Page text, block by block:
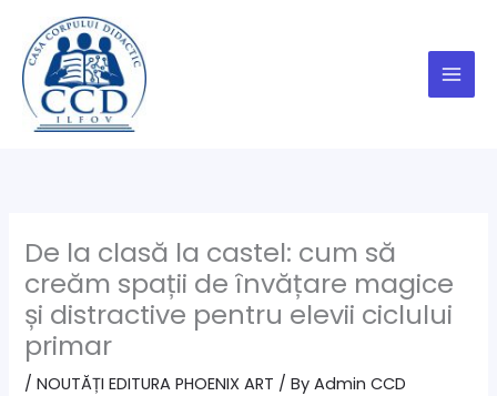
content
De la clasă la castel: cum să
creăm spații de învățare magice
și distractive pentru elevii ciclului
primar
/NOUTĂȚI EDITURA PHOENIX ART / ByAdmin CCD